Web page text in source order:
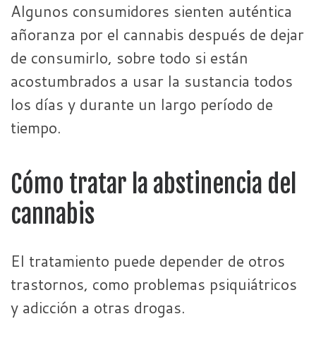
Algunos consumidores sienten auténtica
añoranza por el cannabis después de dejar
de consumirlo, sobre todo si están
acostumbrados a usar la sustancia todos
los días y durante un largo período de
tiempo.
Cómo tratar la abstinencia del
cannabis
El tratamiento puede depender de otros
trastornos, como problemas psiquiátricos
y adicción a otras drogas.